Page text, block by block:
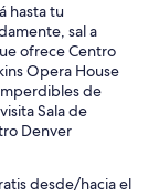
hasta tu
sal a
ofrece Centro
Opera House
de
Sala de
Denver
desde/hacia el